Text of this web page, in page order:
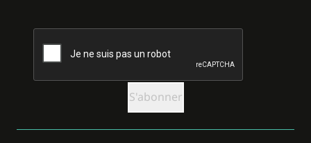
CAPTCHA